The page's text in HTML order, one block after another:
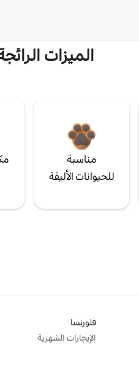
الميزات
مناسبة
للحيوانات الأليفة
فلورنسا
الإيجارات الشهرية